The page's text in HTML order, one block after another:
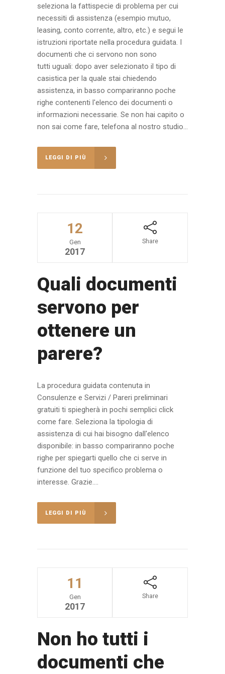
seleziona la fattispecie di problema per cui
necessiti di assistenza (esempio mutuo,
leasing, conto corrente, altro, etc.) e segui le
istruzioni riportate nella procedura guidata. I
documenti che ci servono non sono
tutti uguali: dopo aver selezionato il tipo di
casistica per la quale stai chiedendo
assistenza, in basso compariranno poche
righe contenenti l'elenco dei documenti o
informazioni necessarie. Se non hai capito o
non sai come fare, telefona al nostro studio...
LEGGI DI PIÙ
12
Gen
2017
Share
Quali documenti
servono per
ottenere un
parere?
La procedura guidata contenuta in
Consulenze e Servizi / Pareri preliminari
gratuiti ti spiegherà in pochi semplici click
come fare. Seleziona la tipologia di
assistenza di cui hai bisogno dall'elenco
disponibile: in basso compariranno poche
righe per spiegarti quello che ci serve in
funzione del tuo specifico problema o
interesse. Grazie....
LEGGI DI PIÙ
11
Gen
2017
Share
Non ho tutti i
documenti che